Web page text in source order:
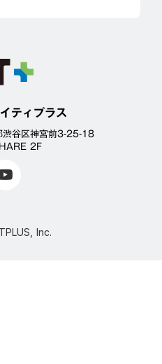
ティプラス
谷区神宮前3-25-18
2F
Inc.